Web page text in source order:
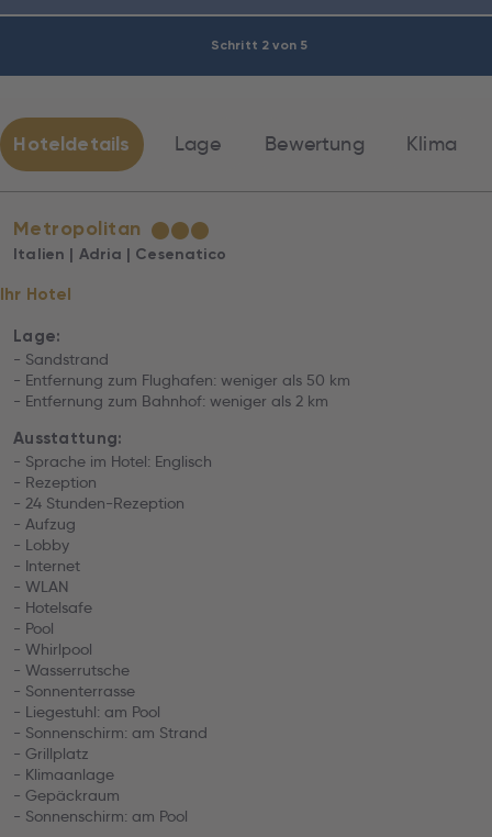
Schritt 2 von 5
Hoteldetails Lage Bewertung Klima
Metropolitan ★★★
Italien | Adria | Cesenatico
Ihr Hotel
Lage:
- Sandstrand
- Entfernung zum Flughafen: weniger als 50 km
- Entfernung zum Bahnhof: weniger als 2 km
Ausstattung:
- Sprache im Hotel: Englisch
- Rezeption
- 24 Stunden-Rezeption
- Aufzug
- Lobby
- Internet
- WLAN
- Hotelsafe
- Pool
- Whirlpool
- Wasserrutsche
- Sonnenterrasse
- Liegestuhl: am Pool
- Sonnenschirm: am Strand
- Grillplatz
- Klimaanlage
- Gepäckraum
- Sonnenschirm: am Pool